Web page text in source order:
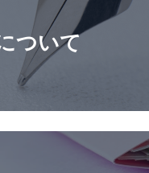
ついて